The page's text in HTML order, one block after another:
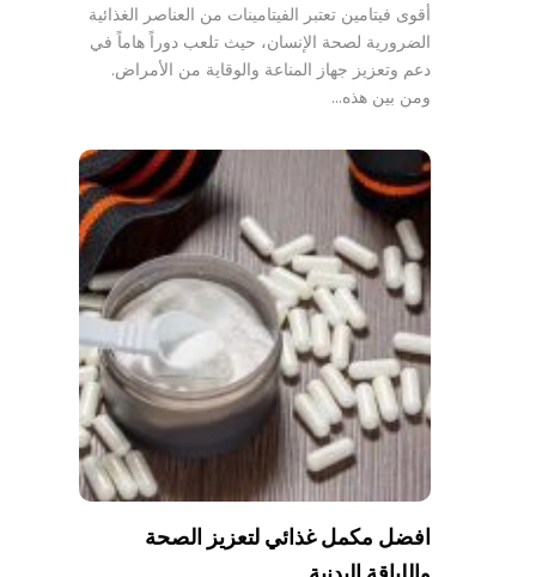
أقوى فيتامين تعتبر الفيتامينات من العناصر الغذائية
الضرورية لصحة الإنسان، حيث تلعب دوراً هاماً في
دعم وتعزيز جهاز المناعة والوقاية من الأمراض.
ومن بين هذه…
افضل مكمل غذائي لتعزيز الصحة